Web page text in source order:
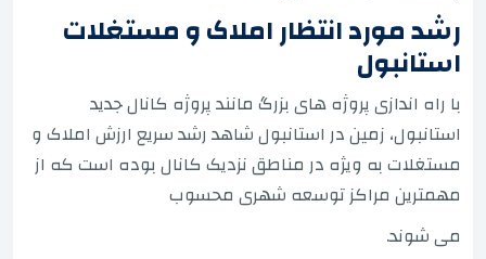
رشد مورد انتظار املاک و مستغلات
استانبول
با راه اندازی پروژه های بزرگ مانند پروژه کانال جدید
استانبول، زمین در استانبول شاهد رشد سریع ارزش املاک و
مستغلات به ویژه در مناطق نزدیک کانال بوده است که از
مهمترین مراکز توسعه شهری محسوب
می شوند.